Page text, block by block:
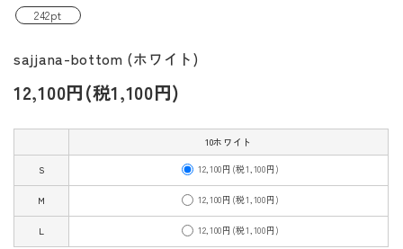
242pt
sajjana-bottom (ホワイト)
12,100円(税1,100円)
10ホワイト
S 12,100円(税1,100円)
M 12,100円(税1,100円)
L 12,100円(税1,100円)